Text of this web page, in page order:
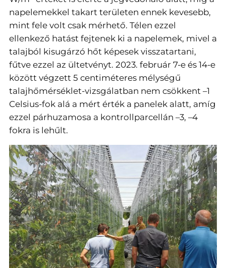
napelemekkel takart területen ennek kevesebb,
mint fele volt csak mérhető. Télen ezzel
ellenkező hatást fejtenek ki a napelemek, mivel a
talajból kisugárzó hőt képesek visszatartani,
fűtve ezzel az ültetvényt. 2023. február 7-e és 14-e
között végzett 5 centiméteres mélységű
talajhőmérséklet-vizsgálatban nem csökkent –1
Celsius-fok alá a mért érték a panelek alatt, amíg
ezzel párhuzamosa a kontrollparcellán –3, –4
fokra is lehűlt.